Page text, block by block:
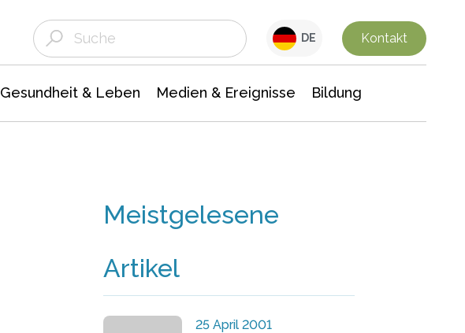
DE Kontakt
Gesundheit & Leben Medien & Ereignisse Bildung
Meistgelesene
Artikel
25 April 2001